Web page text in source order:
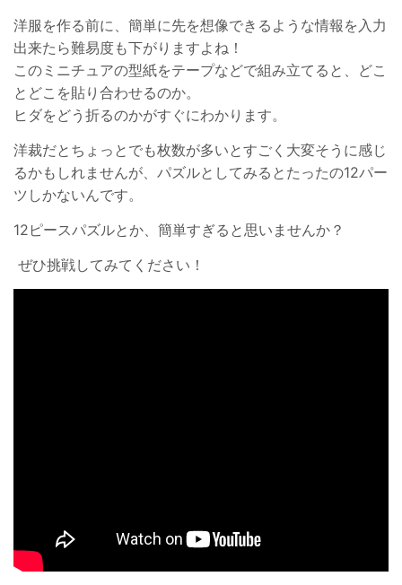
洋服を作る前に、簡単に先を想像できるような情報を入力
出来たら難易度も下がりますよね！
このミニチュアの型紙をテープなどで組み立てると、どこ
とどこを貼り合わせるのか。
ヒダをどう折るのかがすぐにわかります。
洋裁だとちょっとでも枚数が多いとすごく大変そうに感じ
るかもしれませんが、パズルとしてみるとたったの12パー
ツしかないんです。
12ピースパズルとか、簡単すぎると思いませんか？
ぜひ挑戦してみてください！